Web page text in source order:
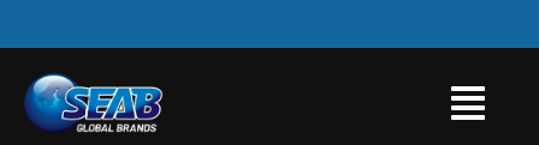
to
content